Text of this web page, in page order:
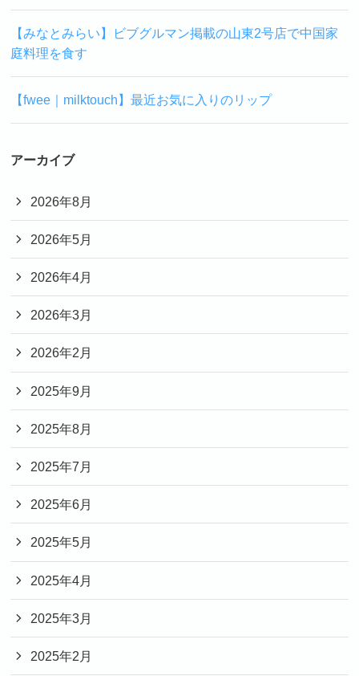
【みなとみらい】ビブグルマン掲載の山東2号店で中国家
庭料理を食す
【fwee｜milktouch】最近お気に入りのリップ
アーカイブ
2026年8月
2026年5月
2026年4月
2026年3月
2026年2月
2025年9月
2025年8月
2025年7月
2025年6月
2025年5月
2025年4月
2025年3月
2025年2月